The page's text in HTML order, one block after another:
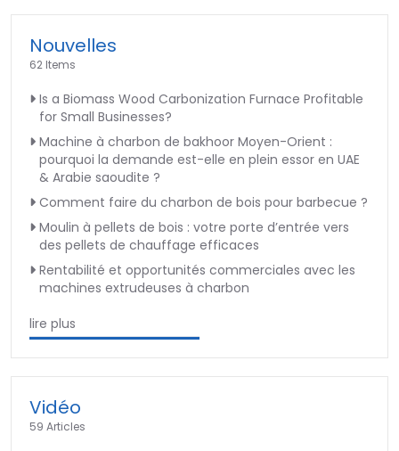
Nouvelles
62 Items
Is a Biomass Wood Carbonization Furnace Profitable
for Small Businesses?
Machine à charbon de bakhoor Moyen-Orient :
pourquoi la demande est-elle en plein essor en UAE
& Arabie saoudite ?
Comment faire du charbon de bois pour barbecue ?
Moulin à pellets de bois : votre porte d’entrée vers
des pellets de chauffage efficaces
Rentabilité et opportunités commerciales avec les
machines extrudeuses à charbon
lire plus
Vidéo
59 Articles